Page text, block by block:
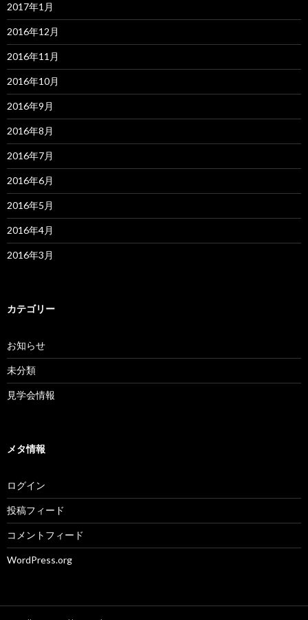
2017年1月
2016年12月
2016年11月
2016年10月
2016年9月
2016年8月
2016年7月
2016年6月
2016年5月
2016年4月
2016年3月
カテゴリー
お知らせ
未分類
見学会情報
メタ情報
ログイン
投稿フィード
コメントフィード
WordPress.org